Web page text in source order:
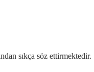
sıkça söz ettirmektedir.